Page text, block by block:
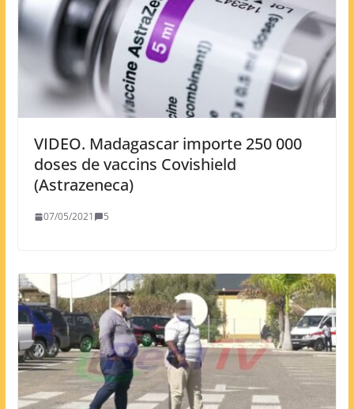
VIDEO. Madagascar importe 250 000
doses de vaccins Covishield
(Astrazeneca)
07/05/2021 5